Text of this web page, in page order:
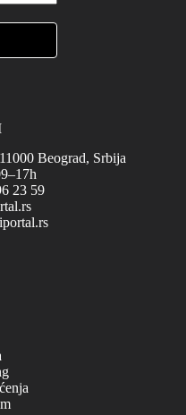
Beograd, Srbija
23 59